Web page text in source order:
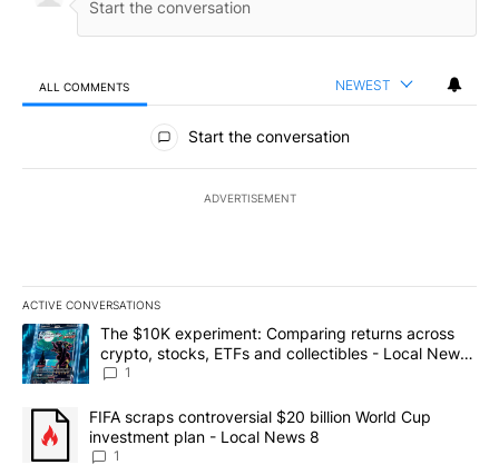
ALL COMMENTS NEWEST
All Comments
Start the conversation
ADVERTISEMENT
ACTIVE CONVERSATIONS
The following is a list of the most commented articles in the last
A trending article titled "The $10K experiment: Comparing
The $10K experiment: Comparing returns across
crypto, stocks, ETFs and collectibles - Local News
8
1
A trending article titled "FIFA scraps controversial $20 billion
FIFA scraps controversial $20 billion World Cup
investment plan - Local News 8
1